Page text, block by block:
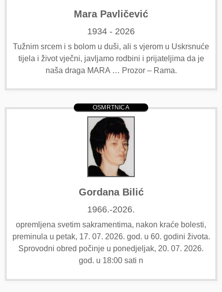
Mara Pavličević
1934 - 2026
Tužnim srcem i s bolom u duši, ali s vjerom u Uskrsnuće
tijela i život vječni, javljamo rodbini i prijateljima da je
naša draga MARA … Prozor – Rama.
OSMRTNICA
Gordana Bilić
1966.-2026.
opremljena svetim sakramentima, nakon kraće bolesti,
preminula u petak, 17. 07. 2026. god. u 60. godini života.
Sprovodni obred počinje u ponedjeljak, 20. 07. 2026.
god. u 18:00 sati n